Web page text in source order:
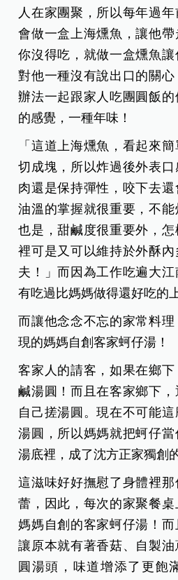
人在家團聚，所以每年過
會做一盒上海燻魚，讓他
你沒得吃，就做一盒燻魚
對他一種沒有說出口的關
辦法一起跟家人吃團圓飯
的感覺，一種年味！
「這道上海燻魚，看起來
切成塊，所以炸過後外表
肉還是保持彈性，咬下去還
油溫的掌握就很重要，不
也是，甜鹹度很重要外，
裡可是又可以維持於外酥
夫！」而因為工作吃遍大
有吃過比媽媽做得還好吃的
而讓他念念不忘的家常料
現的媽媽自創客家蚵仔湯！
客家人的請客，如果在鄉
鹹湯圓！而且在客家鄉下，
自己搓湯圓。現在不可能
湯圓，所以媽媽就把蚵仔
湯底裡，成了沈方正家獨創
這滋味好好撫慰了身體裡
蕾，因此，每次的家聚餐
媽媽自創的客家蚵仔湯！而
讓原本就有著香菇、自製
圓湯頭，味道增添了更飽